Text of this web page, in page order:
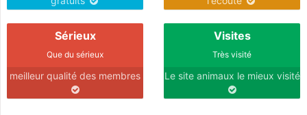
Sérieux
Que du sérieux
meilleur qualité des membres
Visites
Très visité
Le site animaux le mieux visité